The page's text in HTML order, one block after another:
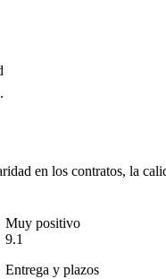
en los contratos, la
positivo
y plazos